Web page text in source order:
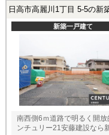
日高市高麗川1丁目 5-5の新
新築一戸建て
南西側6ｍ道路で明るく開
ンチュリー21安藤建設なら